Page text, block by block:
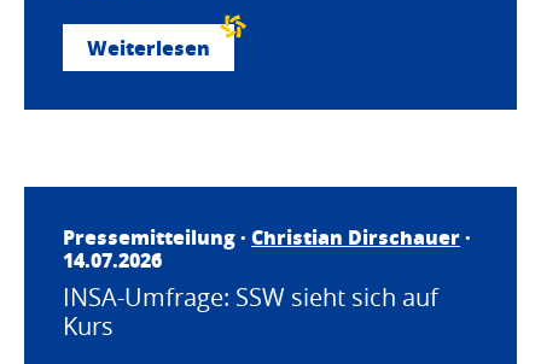
Weiterlesen
Pressemitteilung · Christian Dirschauer·
14.07.2026
INSA-Umfrage: SSW sieht sich auf
Kurs